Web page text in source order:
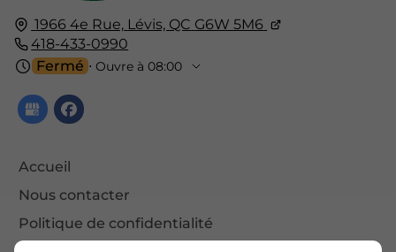
1966 4e Rue, Lévis, QC G6W 5M6
418-433-0990
Fermé ⋅ Ouvre à 08:00
Accueil
Nous contacter
Politique de confidentialité